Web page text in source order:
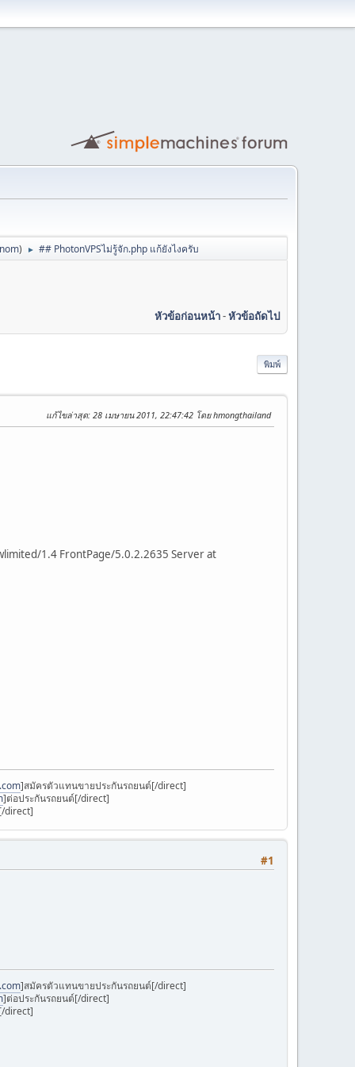
) ► ## PhotonVPSไม่รู้จัก.php แก้ยังไงครับ
หัวข้อก่อนหน้า-หัวข้อถัดไป
พิมพ์
แก้ไขล่าสุด: 28 เมษายน 2011, 22:47:42 โดย hmongthailand
1.4 FrontPage/5.0.2.2635 Server at
]สมัครตัวแทนขายประกันรถยนต์[/direct]
]ต่อประกันรถยนต์[/direct]
direct]
#1
]สมัครตัวแทนขายประกันรถยนต์[/direct]
]ต่อประกันรถยนต์[/direct]
direct]